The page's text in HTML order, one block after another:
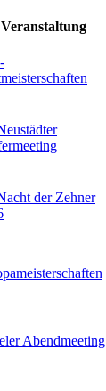
Veranstaltung
der Zehner
Abendmeeting